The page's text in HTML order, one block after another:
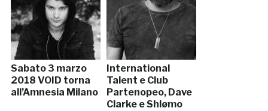
Sabato 3 marzo
2018 VOID torna
all’Amnesia Milano
International
Talent e Club
Partenopeo, Dave
Clarke e Shlømo